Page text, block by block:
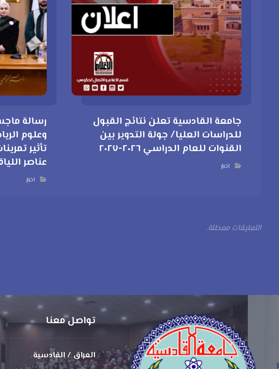
جامعة القادسية تعلن نتائج القبول
للدراسات العليا/ جولة التدوير بين
القنوات للعام الدراسي ٢٠٢٦-٢٠٢٧
اخبار
رسالة
وعلوم
عناصر
اخبار
التعليقات معطلة.
تواصل معنا
العراق / القادسية